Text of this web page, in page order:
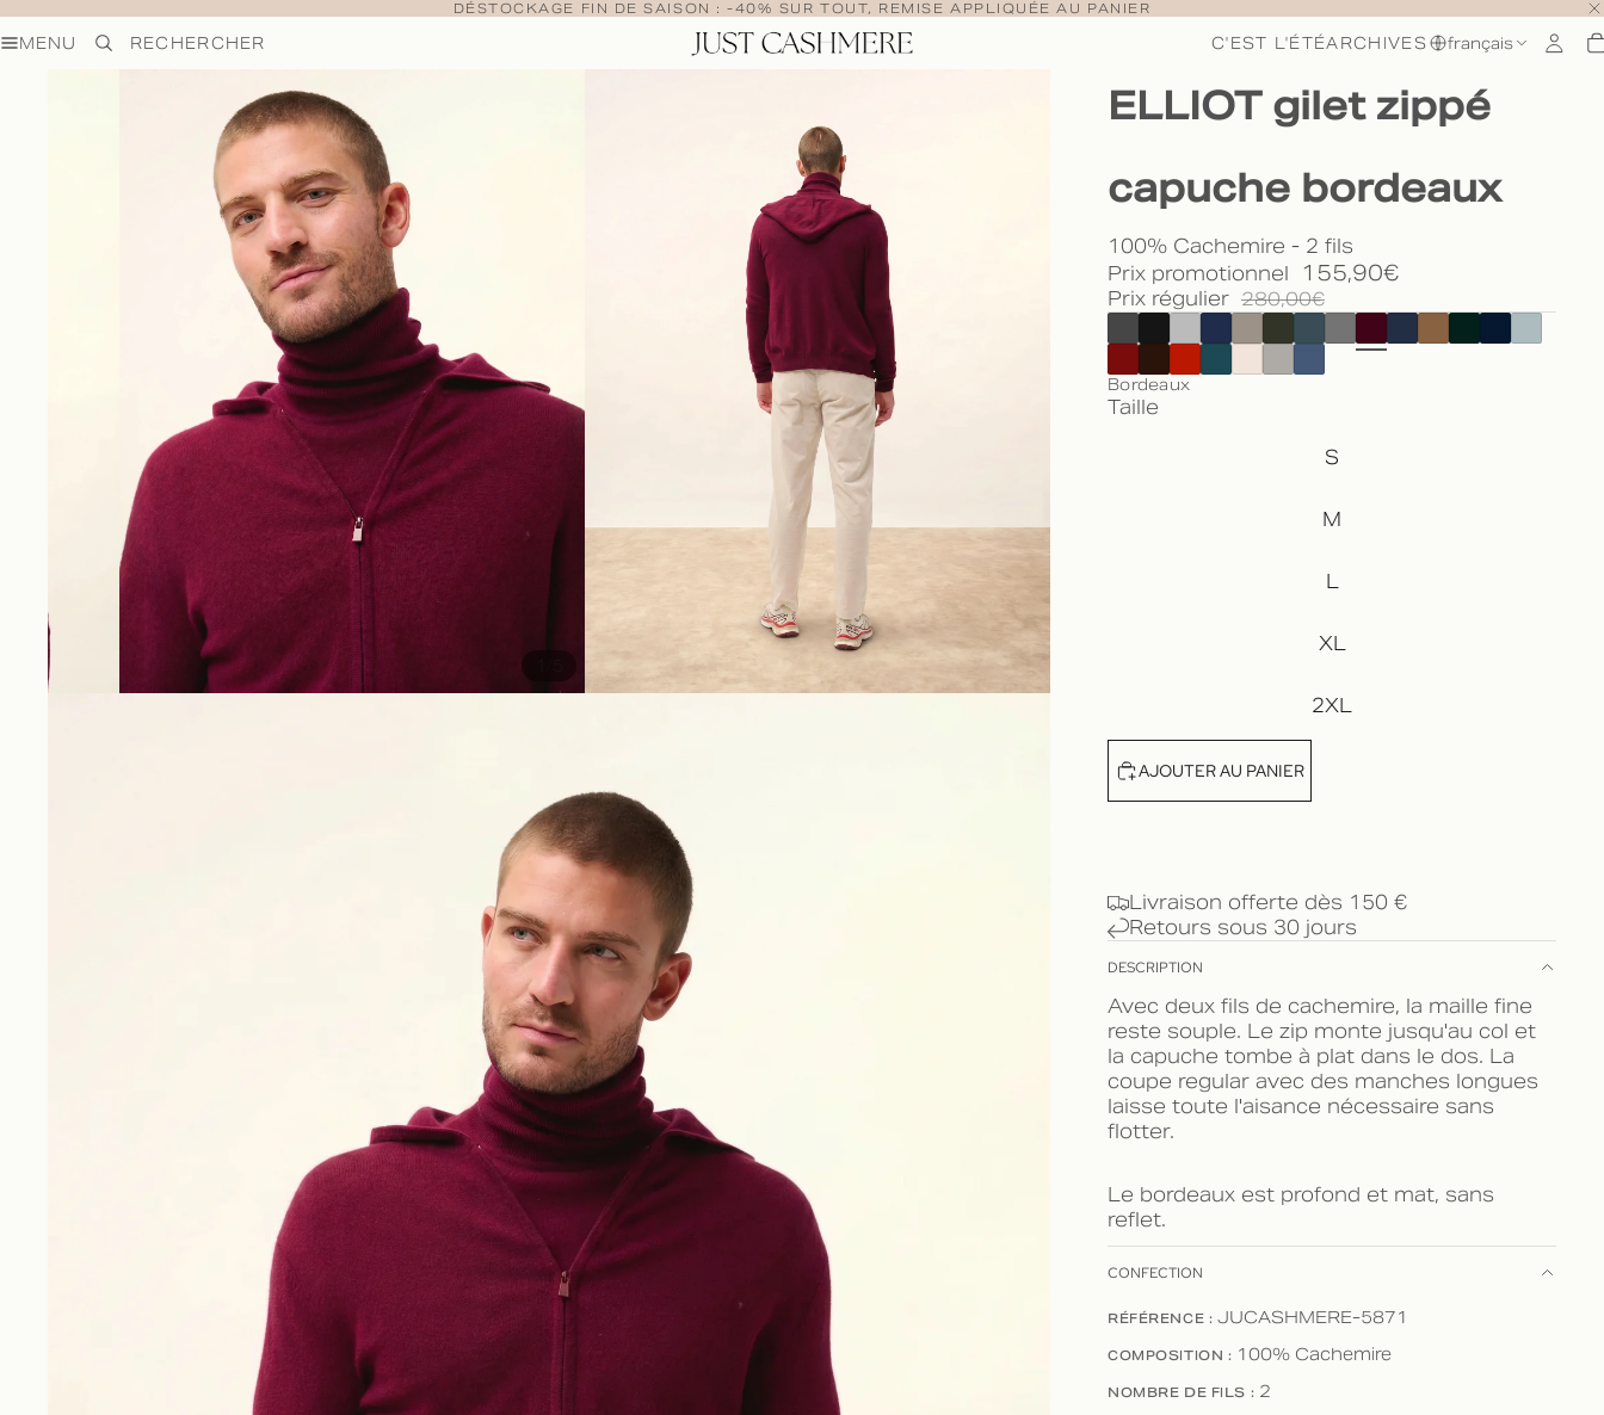
DÉSTOCKAGE FIN DE SAISON : -40% SUR TOUT, REMISE APPLIQUÉE AU PANIER
MENU RECHERCHER C'EST L'ÉTÉARCHIVES français
ELLIOT gilet zippé
capuche bordeaux
100% Cachemire - 2 fils
Prix promotionnel
155,90€
Prix régulier 280,00€
Bordeaux
Taille
S
M
L
XL
2XL
AJOUTER AU PANIER
Livraison offerte dès 150 €
Retours sous 30 jours
DESCRIPTION
Avec deux fils de cachemire, la maille fine
reste souple. Le zip monte jusqu'au col et
la capuche tombe à plat dans le dos. La
coupe regular avec des manches longues
laisse toute l'aisance nécessaire sans
flotter.
Le bordeaux est profond et mat, sans
reflet.
CONFECTION
RÉFÉRENCE : JUCASHMERE-5871
COMPOSITION : 100% Cachemire
NOMBRE DE FILS : 2